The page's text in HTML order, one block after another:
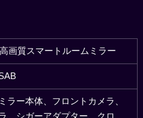
画質スマートルームミラー
ラー本体、フロントカメラ、
、 シガーアダプター、クロ